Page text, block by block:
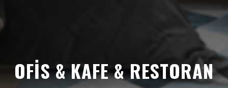
OFIS & KAFE & RESTORAN